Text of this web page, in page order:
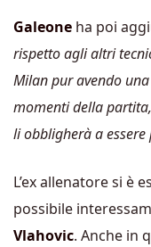
Galeone ha poi
rispetto agli altri
Milan pur avendo
momenti della
li obbligherà a essere
L’ex allenatore si è
possibile
Vlahovic. Anche in